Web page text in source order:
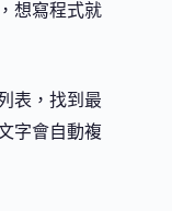
想寫程式就
表，找到最
字會自動複